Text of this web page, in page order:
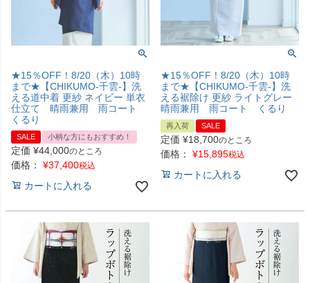
★15％OFF！8/20（木）10時
まで★【CHIKUMO-千雲-】洗
える道中着 更紗 ネイビー 単衣
仕立て 晴雨兼用 雨コート
くるり
SALE 小柄な方にもおすすめ！
定価 ¥44,000のところ
価格： ¥37,400税込
カートに入れる
★15％OFF！8/20（木）10時
まで★【CHIKUMO-千雲-】洗
える裾除け 更紗 ライトグレー
晴雨兼用 雨コート くるり
再入荷 SALE
定価 ¥18,700のところ
価格： ¥15,895税込
カートに入れる